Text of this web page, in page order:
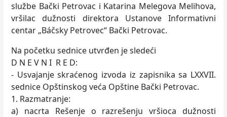
službe Bački Petrovac i Katarina Melegova Melihova,
vršilac dužnosti direktora Ustanove Informativni
centar „Báčsky Petrovec“ Bački Petrovac.
Na početku sednice utvrđen je sledeći
D N E V N I R E D:
- Usvajanje skraćenog izvoda iz zapisnika sa LXXVII.
sednice Opštinskog veća Opštine Bački Petrovac.
1. Razmatranje:
a) nacrta Rešenje o razrešenju vršioca dužnosti